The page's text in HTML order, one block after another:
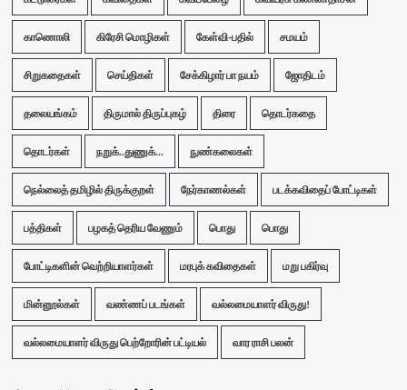
காணொலி கிரேசி மொழிகள் கேள்வி-பதில் சமயம்
சிறுகதைகள் செய்திகள் சேக்கிழார் பா நயம் ஜோதிடம்
தலையங்கம் திருமால் திருப்புகழ் திரை தொடர்கதை
தொடர்கள் நறுக்..துணுக்... நுண்கலைகள்
நெல்லைத் தமிழில் திருக்குறள் நேர்காணல்கள் படக்கவிதைப் போட்டிகள்
பத்திகள் பழகத் தெரிய வேணும் பொது பொது
போட்டிகளின் வெற்றியாளர்கள் மரபுக் கவிதைகள் மறு பகிர்வு
மின்னூல்கள் வண்ணப் படங்கள் வல்லமையாளர் விருது!
வல்லமையாளர் விருது பெற்றோரின் பட்டியல் வார ராசி பலன்